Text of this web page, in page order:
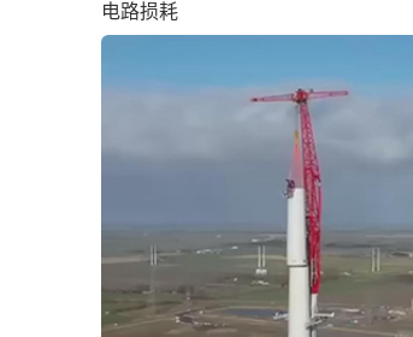
电路损耗